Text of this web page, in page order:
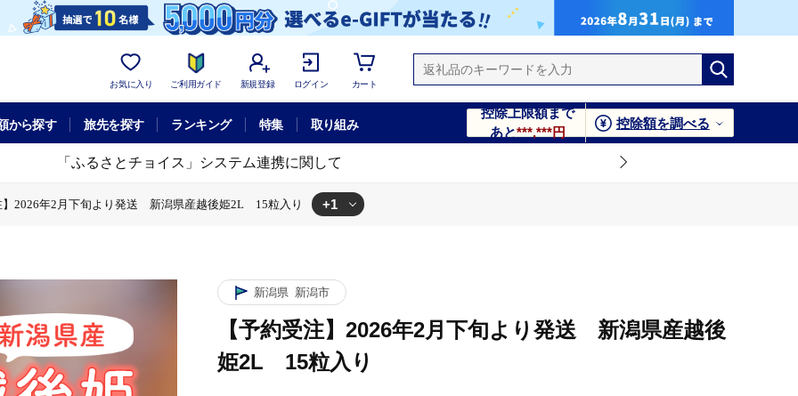
お気に入り ご利用ガイド 新規登録 ログイン カート
から探す 旅先を探す ランキング 特集 取り組み
控除上限額まで
あと***,***円
控除額を調べる
「ふるさとチョイス」システム連携に関して
】2026年2月下旬より発送 新潟県産越後姫2L 15粒入り +1
新潟県 新潟市
【予約受注】2026年2月下旬より発送 新潟県産越後
姫2L 15粒入り